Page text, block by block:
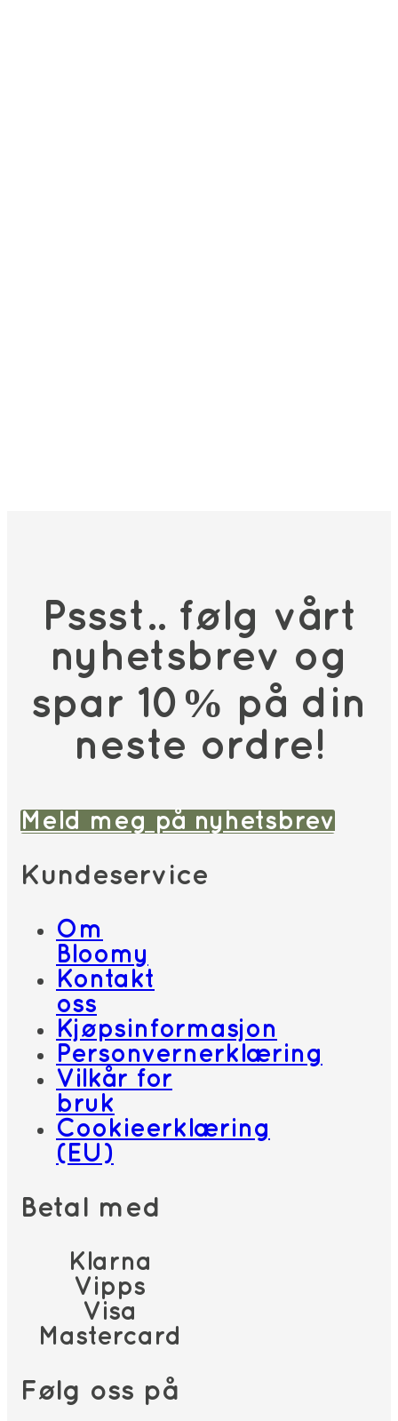
Pssst.. følg vårt
nyhetsbrev og
spar 10% på din
neste ordre!
Meld meg på nyhetsbrev
Kundeservice
Om
Bloomy
Kontakt
oss
Kjøpsinformasjon
Personvernerklæring
Vilkår for
bruk
Cookieerklæring
(EU)
Betal med
Klarna
Vipps
Visa
Mastercard
Følg oss på